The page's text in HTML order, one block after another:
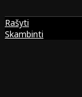
Rašyti
Skambinti